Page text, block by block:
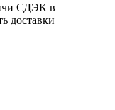
СДЭК в
доставки